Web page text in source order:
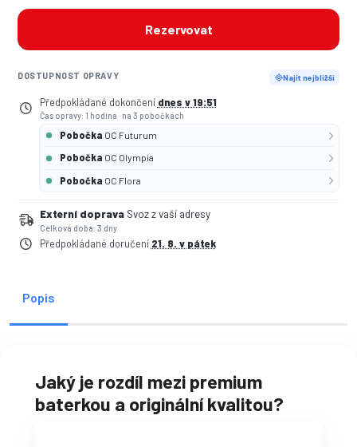
Rezervovat
DOSTUPNOST OPRAVY Najít nejbližší
Předpokládané dokončení dnes v 19:51
Čas opravy: 1 hodina · na 3 pobočkách
Pobočka OC Futurum
Pobočka OC Olympia
Pobočka OC Flora
Externí doprava Svoz z vaší adresy
Celková doba: 3 dny
Předpokládané doručení 21. 8. v pátek
Popis
Jaký je rozdíl mezi premium
baterkou a originální kvalitou?